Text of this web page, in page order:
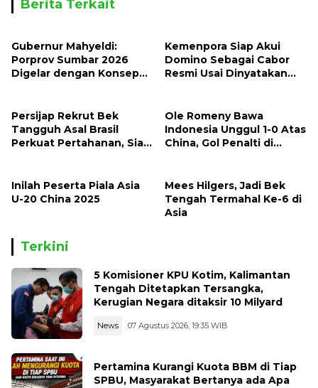
Berita Terkait
Gubernur Mahyeldi:
Porprov Sumbar 2026
Digelar dengan Konsep
Kemenpora Siap Akui
Domino Sebagai Cabor
Resmi Usai Dinyatakan
Persijap Rekrut Bek
Tangguh Asal Brasil
Perkuat Pertahanan, Siap
Ole Romeny Bawa
Indonesia Unggul 1-0 Atas
China, Gol Penalti di
Inilah Peserta Piala Asia
U-20 China 2025
Mees Hilgers, Jadi Bek
Tengah Termahal Ke-6 di
Asia
Terkini
5 Komisioner KPU Kotim, Kalimantan
Tengah Ditetapkan Tersangka,
Kerugian Negara ditaksir 10 Milyard
News 07 Agustus 2026, 19:35 WIB
Pertamina Kurangi Kuota BBM di Tiap
SPBU, Masyarakat Bertanya ada Apa